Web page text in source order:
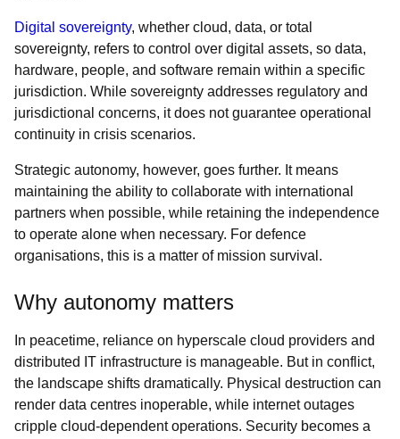
Digital sovereignty, whether cloud, data, or total
sovereignty, refers to control over digital assets, so data,
hardware, people, and software remain within a specific
jurisdiction. While sovereignty addresses regulatory and
jurisdictional concerns, it does not guarantee operational
continuity in crisis scenarios.
Strategic autonomy, however, goes further. It means
maintaining the ability to collaborate with international
partners when possible, while retaining the independence
to operate alone when necessary. For defence
organisations, this is a matter of mission survival.
Why autonomy matters
In peacetime, reliance on hyperscale cloud providers and
distributed IT infrastructure is manageable. But in conflict,
the landscape shifts dramatically. Physical destruction can
render data centres inoperable, while internet outages
cripple cloud-dependent operations. Security becomes a